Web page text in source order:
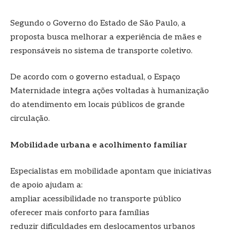
Segundo o Governo do Estado de São Paulo, a
proposta busca melhorar a experiência de mães e
responsáveis no sistema de transporte coletivo.
De acordo com o governo estadual, o Espaço
Maternidade integra ações voltadas à humanização
do atendimento em locais públicos de grande
circulação.
Mobilidade urbana e acolhimento familiar
Especialistas em mobilidade apontam que iniciativas
de apoio ajudam a:
ampliar acessibilidade no transporte público
oferecer mais conforto para famílias
reduzir dificuldades em deslocamentos urbanos